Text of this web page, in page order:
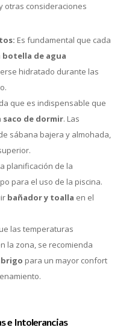
otras consideraciones
Es fundamental que cada
botella de agua
hidratado durante las
que es indispensable que
saco de dormir. Las
sábana bajera y almohada,
planificación de la
para el uso de la piscina.
bañador y toalla en el
las temperaturas
la zona, se recomienda
para un mayor confort
e Intolerancias